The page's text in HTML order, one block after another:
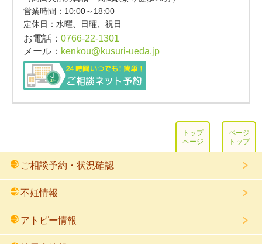
営業時間： 10:00～18:00
定休日：水曜、日曜、祝日
お電話： 0766-22-1301
メール： kenkou@kusuri-ueda.jp
ページ
トップ
トップ
ページ
ご相談予約・状況確認
不妊情報
アトピー情報